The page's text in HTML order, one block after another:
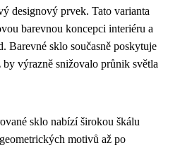
designový prvek. Tato varianta
barevnou koncepci interiéru a
Barevné sklo současně poskytuje
výrazně snižovalo průnik světla
sklo nabízí širokou škálu
motivů až po